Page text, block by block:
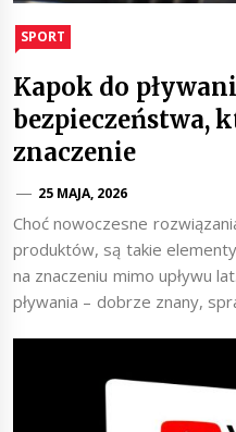
SPORT
Kapok do
bezpieczeństwa,
znaczenie
25 MAJA, 2026
Choć nowoczesne
produktów, są takie
na znaczeniu mimo upływu
pływania – dobrze znany,